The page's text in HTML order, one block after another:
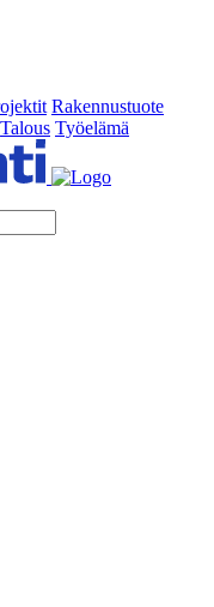
Rakennustuote
Talous Työelämä